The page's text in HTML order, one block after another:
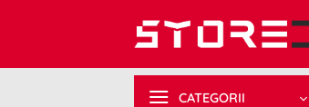
CATEGORII